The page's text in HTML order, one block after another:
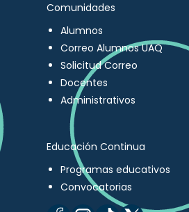
Comunidades
Alumnos
Correo Alumnos UAQ
Solicitud Correo
Docentes
Administrativos
Educación Continua
Programas educativos
Convocatorias